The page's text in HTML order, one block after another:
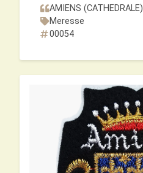
AMIENS (CATHEDRALE)
Meresse
00054